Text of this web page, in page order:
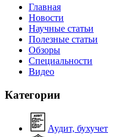
Главная
Новости
Научные статьи
Полезные статьи
Обзоры
Специальности
Видео
Категории
Аудит, бухучет